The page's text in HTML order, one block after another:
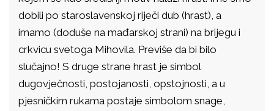
dobili po staroslavenskoj riječi dub (hrast), a
imamo (doduše na mađarskoj strani) na brijegu i
crkvicu svetoga Mihovila. Previše da bi bilo
slučajno! S druge strane hrast je simbol
dugovječnosti, postojanosti, opstojnosti, a u
pjesničkim rukama postaje simbolom snage,